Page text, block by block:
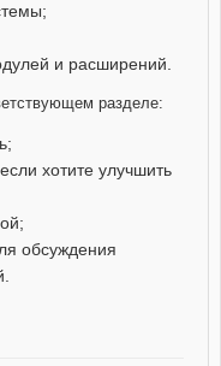
и расширений.
разделе:
хотите улучшить
обсуждения